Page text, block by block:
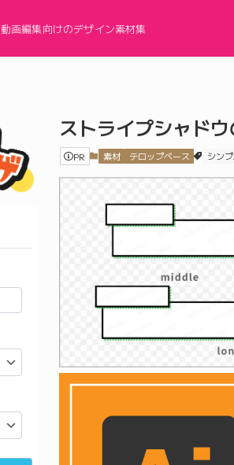
動画編集向けのデザイン素材集
ストライプシャド
PR 素材 テロップベース シン